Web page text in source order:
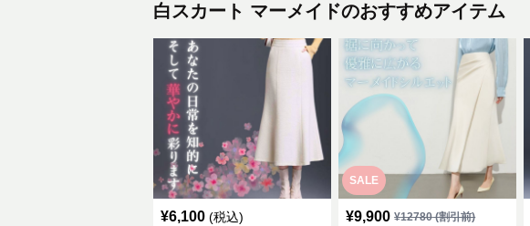
白スカート マーメイドのおすすめアイテム
¥6,100 (税込)
SALE
¥9,900 ¥12780(割引前)